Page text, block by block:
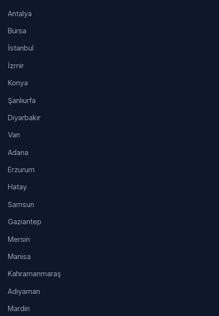
Antalya
Bursa
İstanbul
İzmir
Konya
Şanlıurfa
Diyarbakır
Van
Adana
Erzurum
Hatay
Samsun
Gaziantep
Mersin
Manisa
Kahramanmaraş
Adıyaman
Mardin